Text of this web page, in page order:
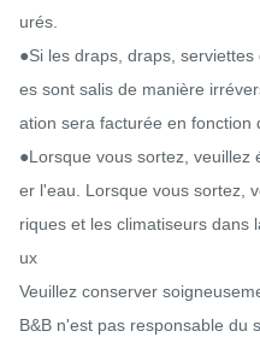
urés.
●Si les draps, draps,
es sont salis de manière
ation sera facturée en fonction
●Lorsque vous sortez, veuillez
er l'eau. Lorsque vous sortez,
riques et les climatiseurs dans
ux
Veuillez conserver
B&B n'est pas responsable du